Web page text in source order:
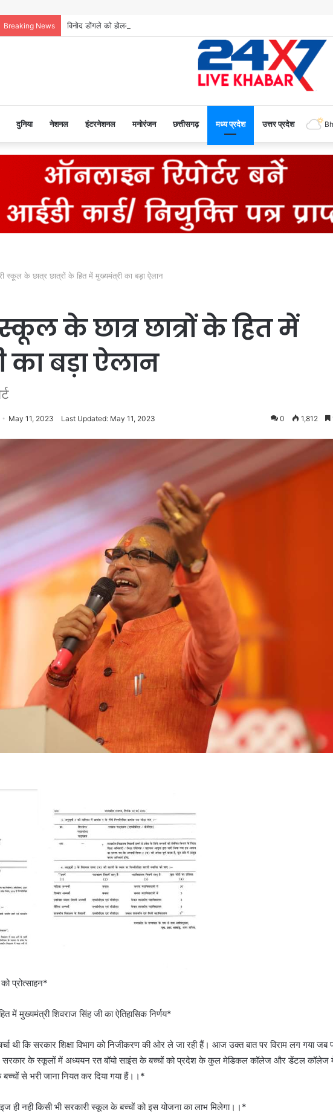
Breaking News
दुनिया नेशनल इंटरनेशनल मनोरंजन छत्तीसगढ़ मध्य प्रदेश उत्तर प्रदेश
स्कूल के छात्र छात्रों के हित में मुख्यमंत्री का बड़ा ऐलान
के छात्र छात्रों के हित में
का बड़ा ऐलान
May 11, 2023 Last Updated: May 11, 2023 0 1,812
प्रोत्साहन*
में मुख्यमंत्री शिवराज सिंह जी का ऐतिहासिक निर्णय*
थी कि सरकार शिक्षा विभाग को निजीकरण की ओर ले जा रही हैं। आज उक्त बात पर विराम लग गया
सरकार के स्कूलों में अध्ययन रत बॉयो साइंस के बच्चों को प्रदेश के कुल मेडिकल कॉलेज और डेंटल
से भरी जाना नियत कर दिया गया हैं।।*
ही नही किसी भी सरकारी स्कूल के बच्चों को इस योजना का लाभ मिलेगा।।*